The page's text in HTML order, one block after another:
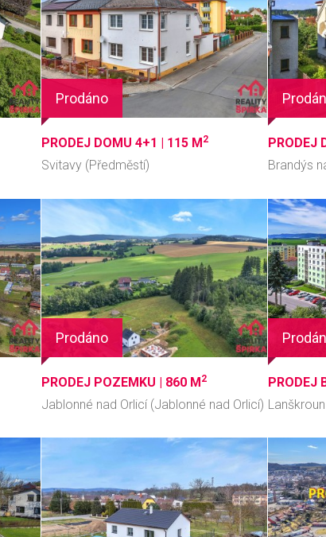
Prodáno
PRODEJ DOMU 4+1 | 115 M 2
Svitavy (Předměstí)
PRODEJ
Brandýs
Prodáno
PRODEJ POZEMKU | 860 M2
Jablonné nad Orlicí (Jablonné nad Orlicí)
PRODEJ